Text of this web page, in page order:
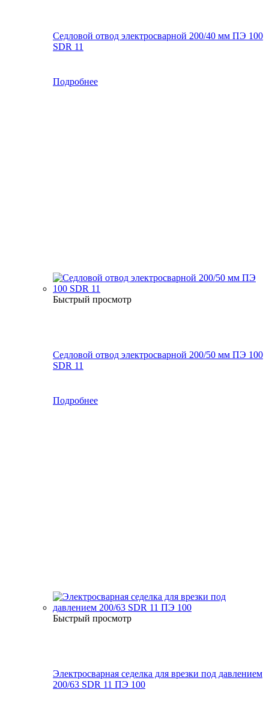
Седловой отвод электросварной 200/40 мм ПЭ 100
SDR 11
Подробнее
Быстрый просмотр
Седловой отвод электросварной 200/50 мм ПЭ 100
SDR 11
Подробнее
Быстрый просмотр
Электросварная седелка для врезки под давлением
200/63 SDR 11 ПЭ 100